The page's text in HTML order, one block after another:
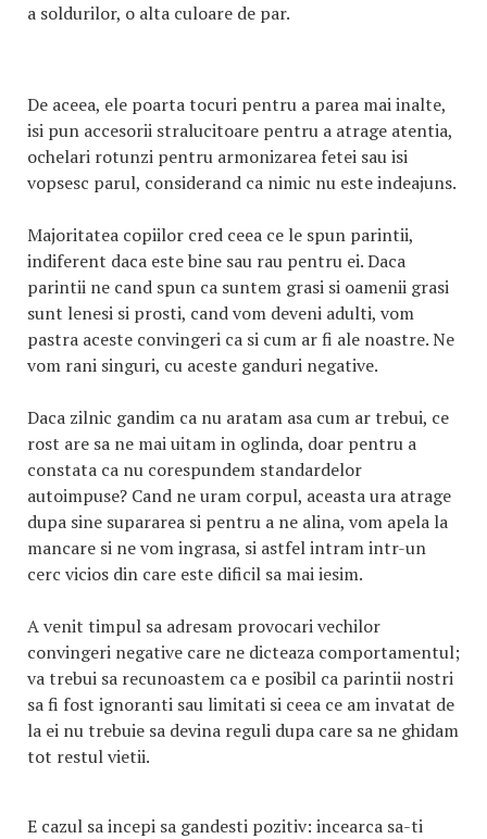
a soldurilor, o alta culoare de par.
De aceea, ele poarta tocuri pentru a parea mai inalte,
isi pun accesorii stralucitoare pentru a atrage atentia,
ochelari rotunzi pentru armonizarea fetei sau isi
vopsesc parul, considerand ca nimic nu este indeajuns.
Majoritatea copiilor cred ceea ce le spun parintii,
indiferent daca este bine sau rau pentru ei. Daca
parintii ne cand spun ca suntem grasi si oamenii grasi
sunt lenesi si prosti, cand vom deveni adulti, vom
pastra aceste convingeri ca si cum ar fi ale noastre. Ne
vom rani singuri, cu aceste ganduri negative.
Daca zilnic gandim ca nu aratam asa cum ar trebui, ce
rost are sa ne mai uitam in oglinda, doar pentru a
constata ca nu corespundem standardelor
autoimpuse? Cand ne uram corpul, aceasta ura atrage
dupa sine supararea si pentru a ne alina, vom apela la
mancare si ne vom ingrasa, si astfel intram intr-un
cerc vicios din care este dificil sa mai iesim.
A venit timpul sa adresam provocari vechilor
convingeri negative care ne dicteaza comportamentul;
va trebui sa recunoastem ca e posibil ca parintii nostri
sa fi fost ignoranti sau limitati si ceea ce am invatat de
la ei nu trebuie sa devina reguli dupa care sa ne ghidam
tot restul vietii.
E cazul sa incepi sa gandesti pozitiv: incearca sa-ti